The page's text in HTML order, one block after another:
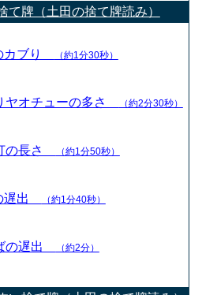
て牌（土田の捨て牌読み）
カブり （約1分30秒）
ヤオチューの多さ （約2分30秒）
の長さ （約1分50秒）
遅出 （約1分40秒）
の遅出 （約2分）